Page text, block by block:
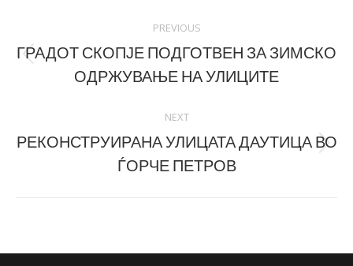
navigation
PREVIOUS
Previous
post:
ГРАДОТ СКОПЈЕ ПОДГОТВЕН ЗА ЗИМСКО
ОДРЖУВАЊЕ НА УЛИЦИТЕ
NEXT
Next
post:
РЕКОНСТРУИРАНА УЛИЦАТА ДАУТИЦА ВО
ЃОРЧЕ ПЕТРОВ